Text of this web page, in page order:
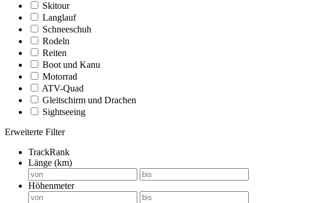
Skitour
Langlauf
Schneeschuh
Rodeln
Reiten
Boot und Kanu
Motorrad
ATV-Quad
Gleitschirm und Drachen
Sightseeing
Erweiterte Filter
TrackRank
Länge (km)
Höhenmeter